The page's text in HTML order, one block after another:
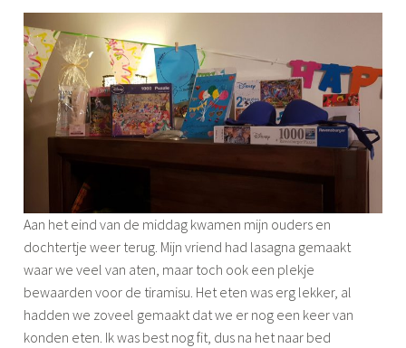
Aan het eind van de middag kwamen mijn ouders en
dochtertje weer terug. Mijn vriend had lasagna gemaakt
waar we veel van aten, maar toch ook een plekje
bewaarden voor de tiramisu. Het eten was erg lekker, al
hadden we zoveel gemaakt dat we er nog een keer van
konden eten. Ik was best nog fit, dus na het naar bed